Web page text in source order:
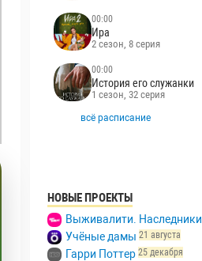
00:00
Ира
2 сезон, 8 серия
00:00
История его служанки
1 сезон, 32 серия
всё расписание
НОВЫЕ ПРОЕКТЫ
Выживалити. Наследники
Учёные дамы 21 августа
Гарри Поттер 25 декабря